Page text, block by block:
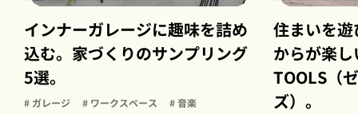
インナーガレージに趣味を詰め
込む。家づくりのサンプリング
5選。
# ガレージ # ワークスペース # 音楽
住まいを
からが楽
TOOLS（
ズ）。